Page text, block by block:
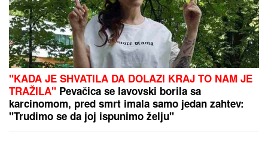
Ovako danas izgledaju ĆERKE BLIZNAKINJE I
SINOVI BLIZANCI Mirke i Rodžera Federera i svi
gledaju na koga liče! Morali da zarađuju DŽEPERAC
iako im je otac milijarder: "Neka znaju da novac ne